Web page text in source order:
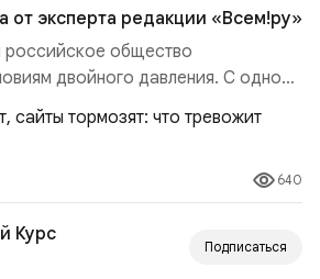
от эксперта редакции «Всем!ру»
общество
двойного давления. С одной
рост цен на товары первой
и локальные сбои в
с другой – технологическая
в работе интернета,
необходимость осваивать VPN и
из этого бье...
640
Курс
Подписаться